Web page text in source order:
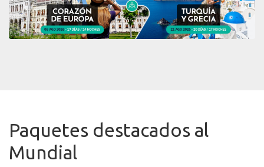
Paquetes destacados al
Mundial